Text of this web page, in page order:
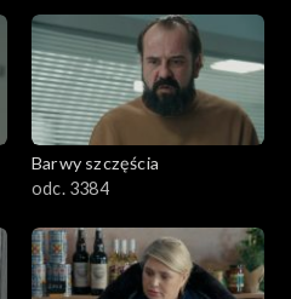
Barwy szczęścia
odc. 3384